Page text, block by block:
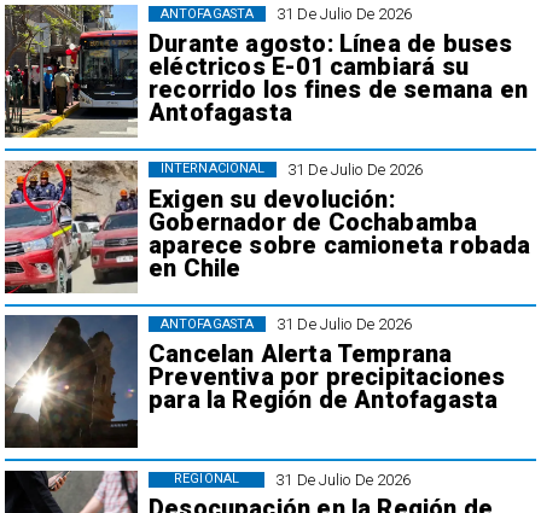
31 De Julio De 2026
Durante agosto: Línea de buses
eléctricos E-01 cambiará su
recorrido los fines de semana en
Antofagasta
ANTOFAGASTA
31 De Julio De 2026
Exigen su devolución:
Gobernador de Cochabamba
aparece sobre camioneta robada
en Chile
INTERNACIONAL
31 De Julio De 2026
Cancelan Alerta Temprana
Preventiva por precipitaciones
para la Región de Antofagasta
ANTOFAGASTA
31 De Julio De 2026
REGIONAL